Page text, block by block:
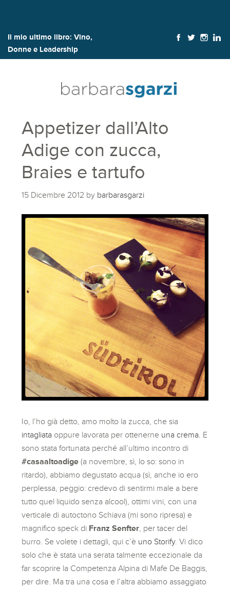
Il mio ultimo libro: Vino,
Donne e Leadership
Appetizer dall’Alto
Adige con zucca,
Braies e tartufo
15 Dicembre 2012 by barbarasgarzi
Io, l’ho già detto, amo molto la zucca, che sia
intagliata oppure lavorata per ottenerne una crema. E
sono stata fortunata perché all’ultimo incontro di
#casaaltoadige (a novembre, sì, lo so: sono in
ritardo), abbiamo degustato acqua (sì, anche io ero
perplessa, peggio: credevo di sentirmi male a bere
tutto quel liquido senza alcool), ottimi vini, con una
verticale di autoctono Schiava (mi sono ripresa) e
magnifico speck di Franz Senfter , per tacer del
burro. Se volete i dettagli, qui c’è uno Storify. Vi dico
solo che è stata una serata talmente eccezionale da
far scoprire la Competenza Alpina di Mafe De Baggis,
per dire. Ma tra una cosa e l’altra abbiamo assaggiato